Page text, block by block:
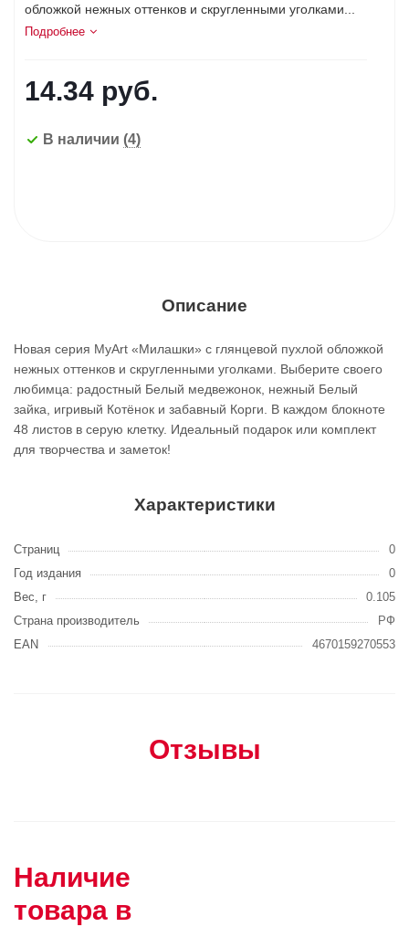
обложкой нежных оттенков и скругленными уголками...
Подробнее
14.34 руб.
В наличии (4)
Описание
Новая серия MyArt «Милашки» с глянцевой пухлой обложкой
нежных оттенков и скругленными уголками. Выберите своего
любимца: радостный Белый медвежонок, нежный Белый
зайка, игривый Котёнок и забавный Корги. В каждом блокноте
48 листов в серую клетку. Идеальный подарок или комплект
для творчества и заметок!
Характеристики
Страниц
0
Год издания
0
Вес, г
0.105
Страна производитель
РФ
EAN
4670159270553
Отзывы
Наличие
товара в